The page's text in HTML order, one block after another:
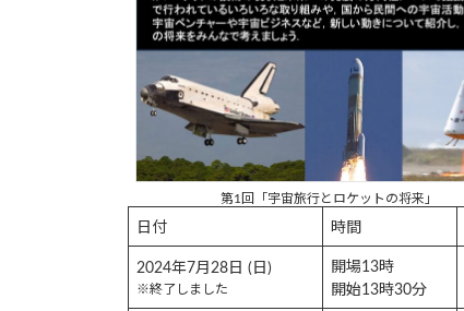
第1回「宇宙旅行とロケットの将来」
日付 時間
2024年7月28日 (日)
※終了しました
開場13時
開始13時30分